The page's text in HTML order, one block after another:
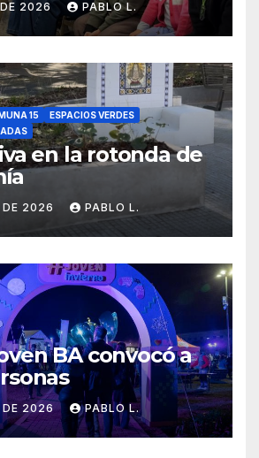
2026 PABLO L.
15
ESPACIOS VERDES
en la rotonda de
2026 PABLO L.
BA convocó a
DE 2026 PABLO L.